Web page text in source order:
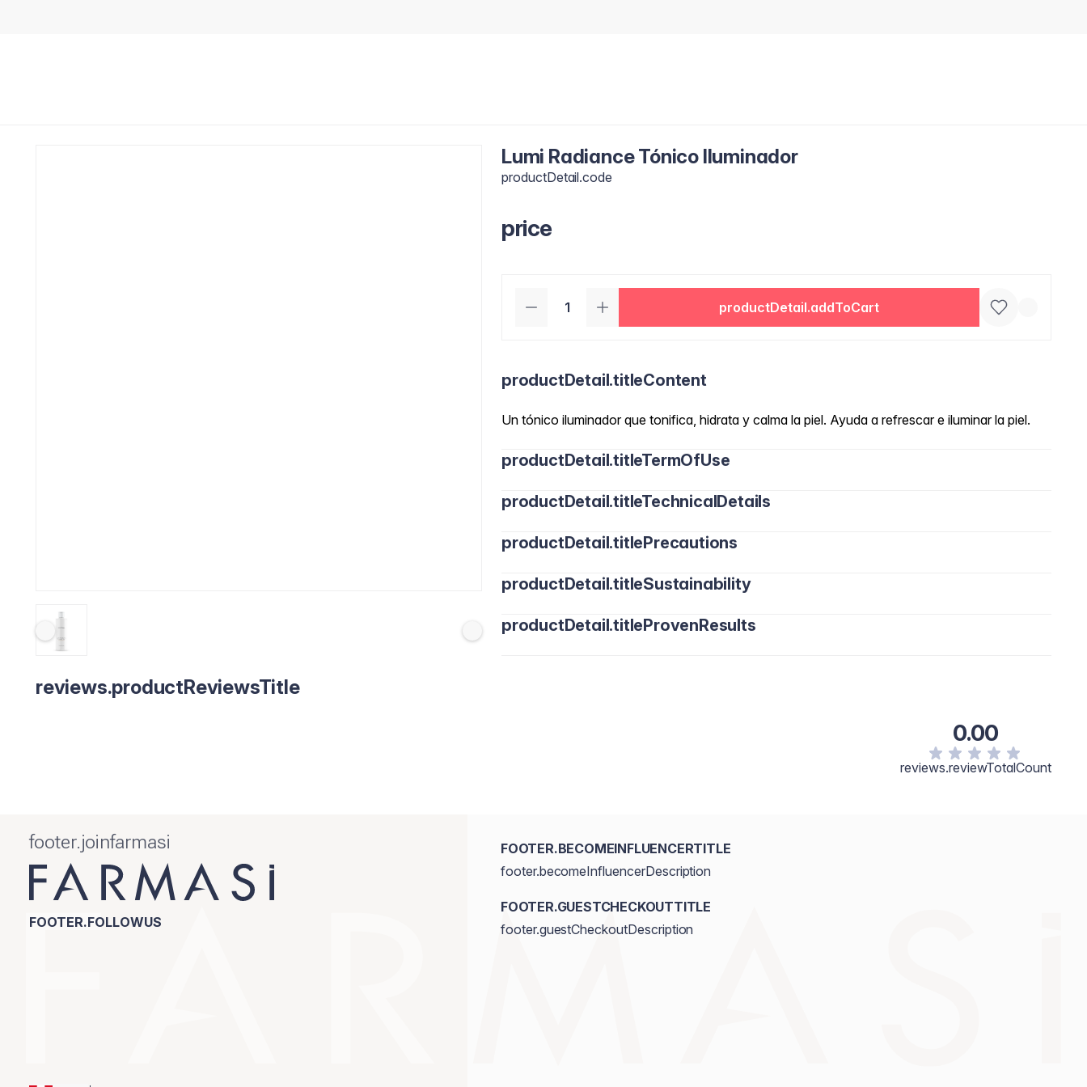
Lumi Radiance Tónico Iluminador
productDetail.code
price
productDetail.addToCart
productDetail.titleContent
Un tónico iluminador que tonifica, hidrata y calma la piel. Ayuda a refrescar e iluminar la piel.
productDetail.titleTermOfUse
Usar a diario, mañana y noche. Después de la limpieza, humedecer un disco de algodón con
productDetail.titleTechnicalDetails
productDetail.titlePrecautions
productDetail.titleSustainability
productDetail.titleProvenResults
reviews.productReviewsTitle
0.00
reviews.reviewTotalCount
footer.joinfarmasi
FOOTER.FOLLOWUS
FOOTER.BECOMEINFLUENCERTITLE
footer.becomeInfluencerDescription
FOOTER.GUESTCHECKOUTTITLE
footer.guestCheckoutDescription